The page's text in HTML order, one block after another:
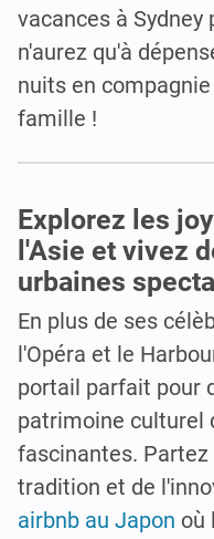
vacances à Sydney
n'aurez qu'à
nuits en
famille !
Explorez les
l'Asie et vivez
urbaines
En plus de ses
l'Opéra et le
portail parfait pour
patrimoine culturel
fascinantes.
tradition et de
airbnb au Japon où